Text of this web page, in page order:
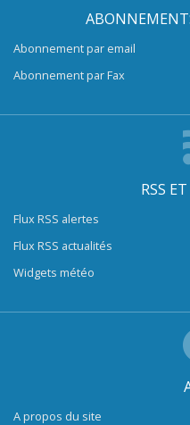
Abonnement par email
Abonnement par Fax
RSS
Flux RSS alertes
Flux RSS actualités
Widgets météo
A propos du site